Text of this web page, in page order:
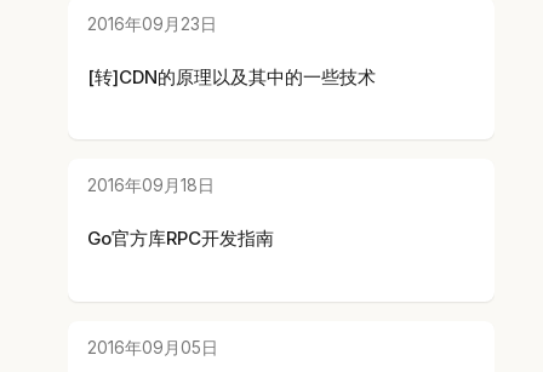
2016年09月23日
[转]CDN的原理以及其中的一些技术
2016年09月18日
Go官方库RPC开发指南
2016年09月05日